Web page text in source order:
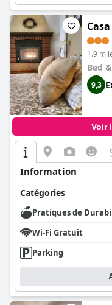
1.9
Bed
9,3
Voir
Information
Catégories
Pratiques de
Wi-Fi Gratuit
Parking